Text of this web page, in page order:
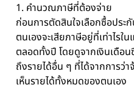
1. คำนวณภาษีที่ต้องจ่าย
ก่อนการตัดสินใจเลือกซื้อปร
ตนเองจะเสียภาษีอยู่ที่เท่าไรใ
ตลอดทั้งปี โดยดูจากเงินเดือน
ถึงรายได้อื่น ๆ ที่ได้จากการว่
เห็นรายได้ทั้งหมดของตนเอง